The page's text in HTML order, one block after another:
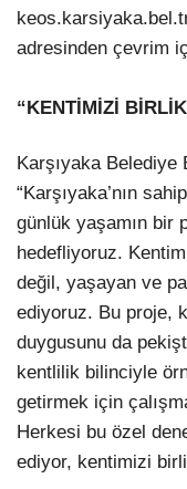
adresinden çevrim
“KENTİMİZİ
Karşıyaka Belediye
“Karşıyaka’nın
günlük yaşamın bir
hedefliyoruz.
değil, yaşayan ve
ediyoruz. Bu proje,
duygusunu da
kentlilik bilinciyle
getirmek için
Herkesi bu özel
ediyor, kentimizi